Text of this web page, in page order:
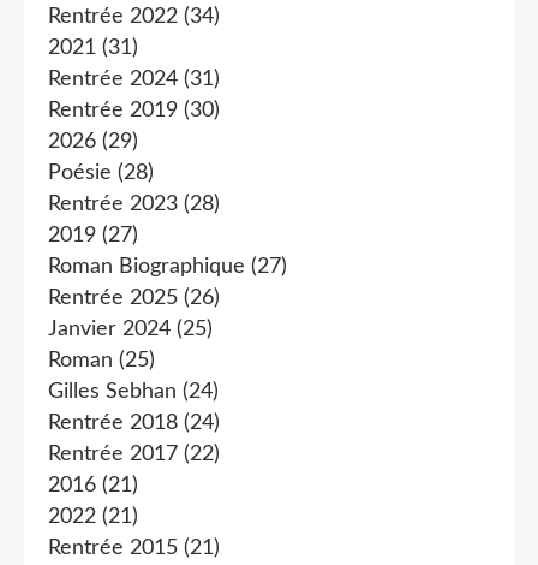
Rentrée 2022 (34)
2021 (31)
Rentrée 2024 (31)
Rentrée 2019 (30)
2026 (29)
Poésie (28)
Rentrée 2023 (28)
2019 (27)
Roman Biographique (27)
Rentrée 2025 (26)
Janvier 2024 (25)
Roman (25)
Gilles Sebhan (24)
Rentrée 2018 (24)
Rentrée 2017 (22)
2016 (21)
2022 (21)
Rentrée 2015 (21)